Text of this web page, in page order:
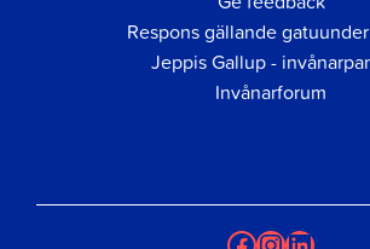
Respons gällande
Jeppis Gallup -
Invånarforum